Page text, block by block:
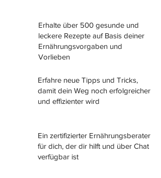
Erhalte über 500 gesunde und
leckere Rezepte auf Basis deiner
Ernährungsvorgaben und
Vorlieben
Erfahre neue Tipps und Tricks,
damit dein Weg noch erfolgreicher
und effizienter wird
Ein zertifizierter Ernährungsberater
für dich, der dir hilft und über Chat
verfügbar ist